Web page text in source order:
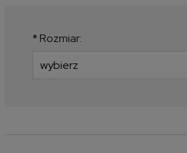
* Rozmiar: